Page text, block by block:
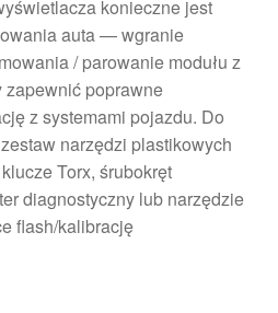
konieczne jest
auta — wgranie
/ parowanie modułu z
zapewnić poprawne
z systemami pojazdu. Do
narzędzi plastikowych
Torx, śrubokręt
diagnostyczny lub narzędzie
flash/kalibrację